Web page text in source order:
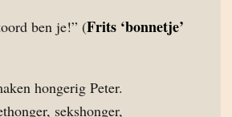
ben je!” (Frits ‘bonnetje’
hongerig Peter.
sekshonger,